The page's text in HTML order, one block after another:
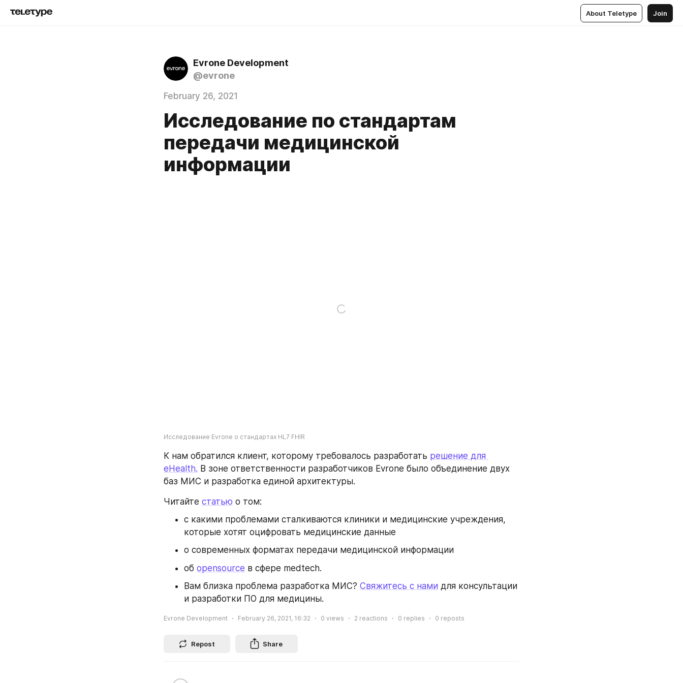
About Teletype Join
Evrone Development
@evrone
February 26, 2021
Исследование по стандартам
передачи медицинской
информации
Исследование Evrone о стандартах HL7 FHIR
К нам обратился клиент, которому требовалось разработать решение для
eHealth. В зоне ответственности разработчиков Evrone было объединение двух
баз МИС и разработка единой архитектуры.
Читайте статью о том:
с какими проблемами сталкиваются клиники и медицинские учреждения,
которые хотят оцифровать медицинские данные
о современных форматах передачи медицинской информации
об opensource в сфере medtech.
Вам близка проблема разработка МИС? Свяжитесь с нами для консультации
и разработки ПО для медицины.
Evrone Development February 26, 2021, 16:32 0 views 2 reactions 0 replies 0 reposts
Repost Share